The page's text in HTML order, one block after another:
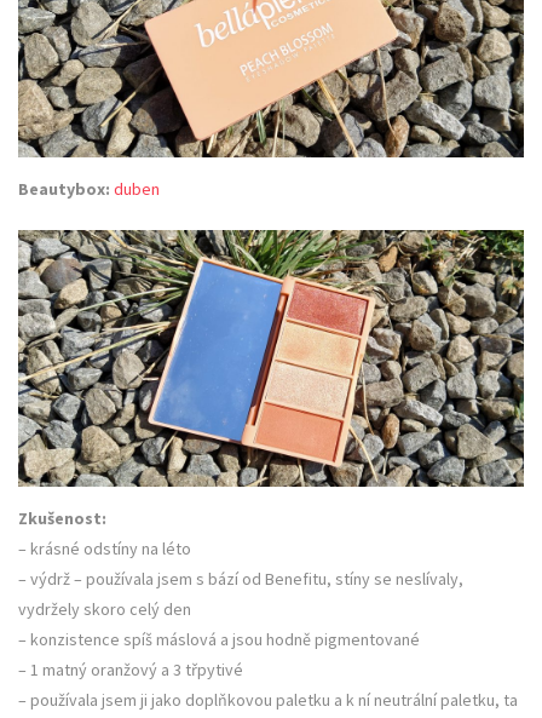
Beautybox: duben
Zkušenost:
– krásné odstíny na léto
– výdrž – používala jsem s bází od Benefitu, stíny se neslívaly,
vydržely skoro celý den
– konzistence spíš máslová a jsou hodně pigmentované
– 1 matný oranžový a 3 třpytivé
– používala jsem ji jako doplňkovou paletku a k ní neutrální paletku, ta